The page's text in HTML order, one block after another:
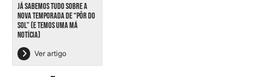
JÁ SABEMOS TUDO SOBRE A
NOVA TEMPORADA DE “PÔR DO
SOL” (E TEMOS UMA MÁ
NOTÍCIA)
Ver artigo